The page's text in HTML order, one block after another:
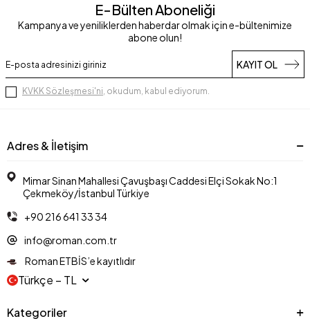
E-Bülten Aboneliği
Kampanya ve yeniliklerden haberdar olmak için e-bültenimize
abone olun!
KAYIT OL
KVKK Sözleşmesi'ni, okudum, kabul ediyorum.
Adres & İletişim
Mimar Sinan Mahallesi Çavuşbaşı Caddesi Elçi Sokak No:1
Çekmeköy/İstanbul Türkiye
+90 216 641 33 34
info@roman.com.tr
Roman ETBİS’e kayıtlıdır
Türkçe − TL
Kategoriler